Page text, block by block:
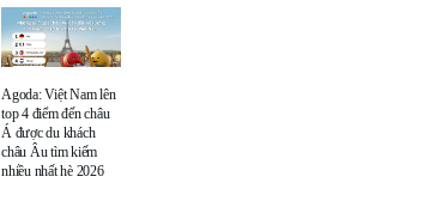
Agoda: Việt Nam lên
top 4 điểm đến châu
Á được du khách
châu Âu tìm kiếm
nhiều nhất hè 2026